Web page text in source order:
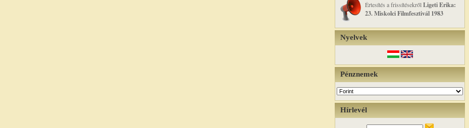
Értesítés a frissítésekről Ligeti Erika:
23. Miskolci Filmfesztivál 1983
Nyelvek
Pénznemek
Hírlevél